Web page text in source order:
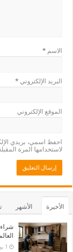
الاسم*
البريد الإلكتروني*
الموقع الإلكتروني
احفظ اسمي، بريدي
لاستخدامها المرة
الأخيرة الأشهر
1 يونيو، 2026